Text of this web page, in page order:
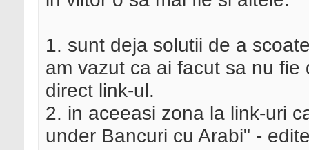
1. sunt deja solutii de a
am vazut ca ai facut sa nu
direct link-ul.
2. in aceeasi zona la link-uri
under Bancuri cu Arabi" -